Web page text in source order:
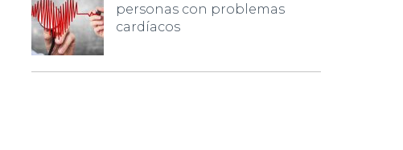
personas con problemas
cardíacos